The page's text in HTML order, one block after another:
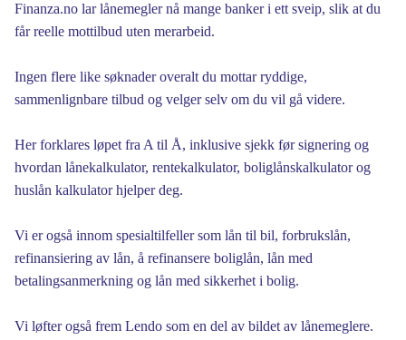
Finanza.no lar lånemegler nå mange banker i ett sveip, slik at du
får reelle mottilbud uten merarbeid.
Ingen flere like søknader overalt du mottar ryddige,
sammenlignbare tilbud og velger selv om du vil gå videre.
Her forklares løpet fra A til Å, inklusive sjekk før signering og
hvordan lånekalkulator, rentekalkulator, boliglånskalkulator og
huslån kalkulator hjelper deg.
Vi er også innom spesialtilfeller som lån til bil, forbrukslån,
refinansiering av lån, å refinansere boliglån, lån med
betalingsanmerkning og lån med sikkerhet i bolig.
Vi løfter også frem Lendo som en del av bildet av lånemeglere.